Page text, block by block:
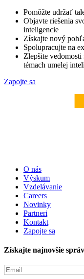
Pomôžte udržať
Objavte riešenia
inteligencie
Získajte nový
Spolupracujte na
Zlepšite
témach umelej
Zapojte sa
O nás
Výskum
Vzdelávanie
Careers
Novinky
Partneri
Kontakt
Zapojte sa
Získajte najnovšie